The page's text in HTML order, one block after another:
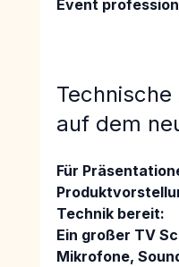
Event
auf dem
Für
Technik bereit:
Ein großer TV
Mikrofone,